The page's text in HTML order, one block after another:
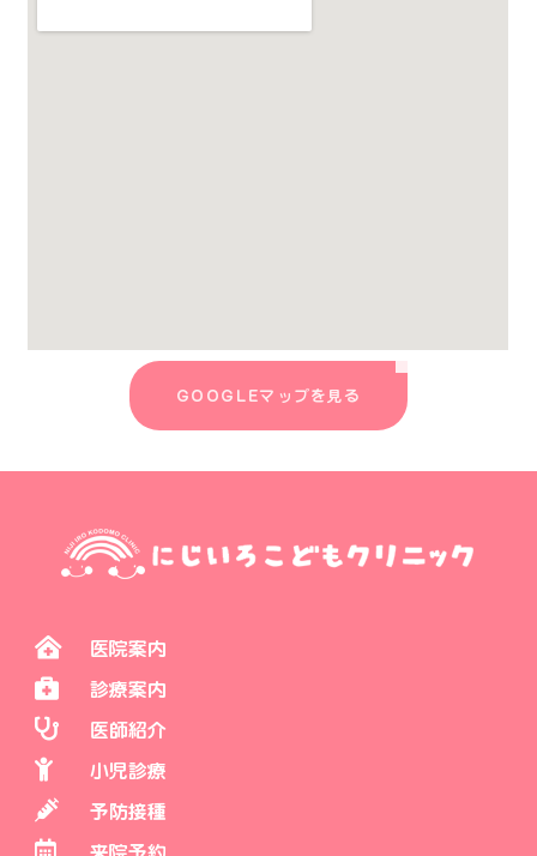
GOOGLEマップを見る
医院案内
診療案内
医師紹介
小児診療
予防接種